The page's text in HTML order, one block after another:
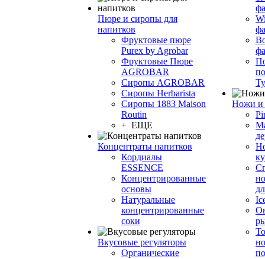
Пюре и сиропы для
напитков
Фруктовые пюре
Purex by Agrobar
Фруктовые Пюре
AGROBAR
Сиропы AGROBAR
Сиропы Herbarista
Сиропы 1883 Maison
Routin
+ ЕЩЕ
Концентраты напитков
Кордиалы
ESSENCE
Концентрированные
основы
Натуральные
концентрированные
соки
Вкусовые регуляторы
Органические
Ножи и